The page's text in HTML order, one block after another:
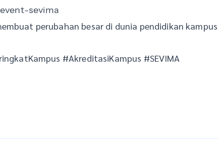
sevima
perubahan besar di dunia pendidikan kampus
#AkreditasiKampus #SEVIMA